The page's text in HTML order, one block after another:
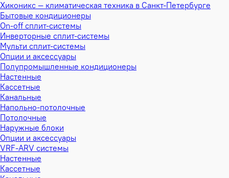
Хиконикс — климатическая техника в Санкт-Петербурге
Бытовые кондиционеры
On-off сплит-системы
Инверторные сплит-системы
Мульти сплит-системы
Опции и аксессуары
Полупромышленные кондиционеры
Настенные
Кассетные
Канальные
Напольно-потолочные
Потолочные
Наружные блоки
Опции и аксессуары
VRF-ARV системы
Настенные
Кассетные